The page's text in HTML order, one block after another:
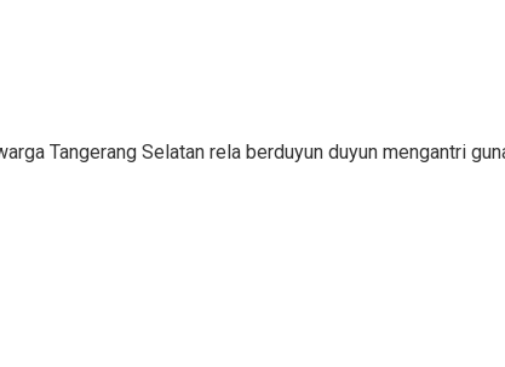
Tangerang Selatan rela berduyun duyun mengantri